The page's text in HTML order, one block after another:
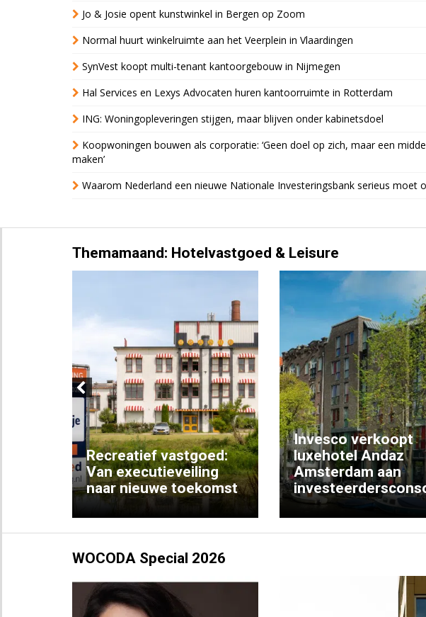
Jo & Josie opent kunstwinkel in Bergen op Zoom
Normal huurt winkelruimte aan het Veerplein in Vlaardingen
SynVest koopt multi-tenant kantoorgebouw in Nijmegen
Hal Services en Lexys Advocaten huren kantoorruimte in Rotterdam
ING: Woningopleveringen stijgen, maar blijven onder kabinetsdoel
Koopwoningen bouwen als corporatie: ‘Geen doel op zich, maar een
maken’
Waarom Nederland een nieuwe Nationale Investeringsbank serieus moet
Themamaand: Hotelvastgoed & Leisure
Previous
Recreatief vastgoed:
Van executieveiling
naar nieuwe toekomst
Invesco verkoopt
luxehotel Andaz
Amsterdam aan
WOCODA Special 2026